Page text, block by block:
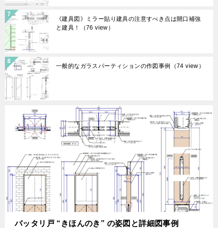
《建具図》ミラー貼り建具の注意すべき点は開口補強
と建具！
（76 view）
一般的なガラスパーティションの作図事例 （74 view）
バッタリ戸 “きほんのき” の姿図と詳細図事例